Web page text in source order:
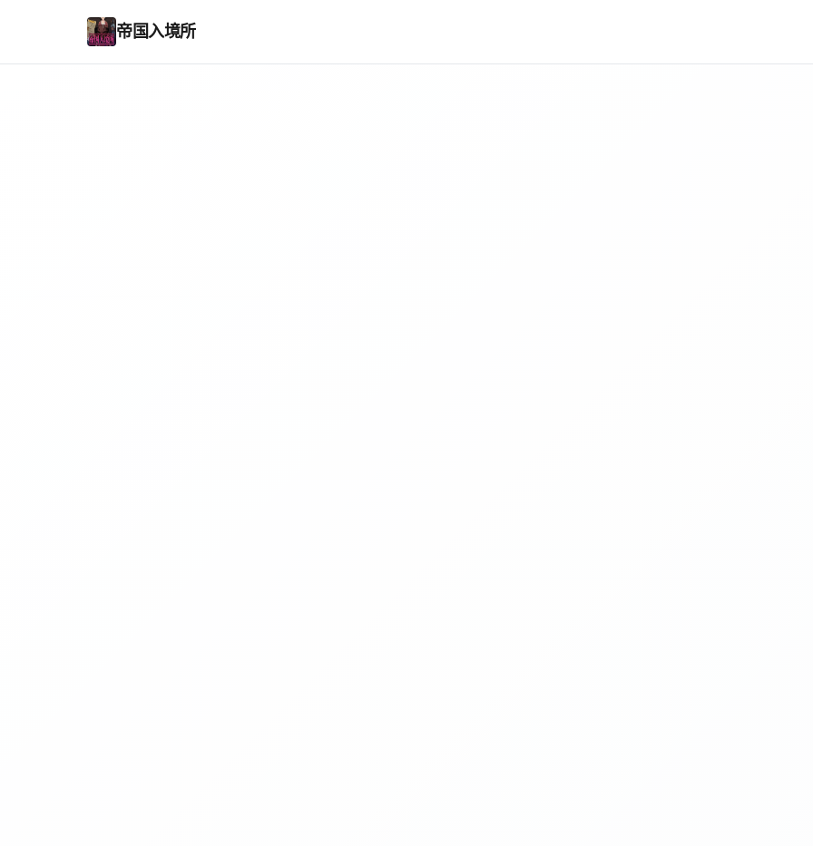
帝国入境所